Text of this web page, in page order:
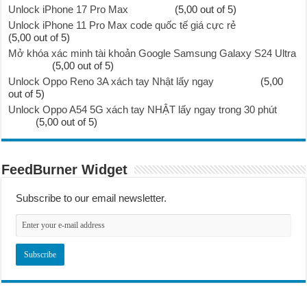
Unlock iPhone 17 Pro Max
(5,00 out of 5)
Unlock iPhone 11 Pro Max code quốc tế giá cực rẻ
(5,00 out of 5)
Mở khóa xác minh tài khoản Google Samsung Galaxy S24 Ultra
(5,00 out of 5)
Unlock Oppo Reno 3A xách tay Nhật lấy ngay
(5,00
out of 5)
Unlock Oppo A54 5G xách tay NHẬT lấy ngay trong 30 phút
(5,00 out of 5)
FeedBurner Widget
Subscribe to our email newsletter.